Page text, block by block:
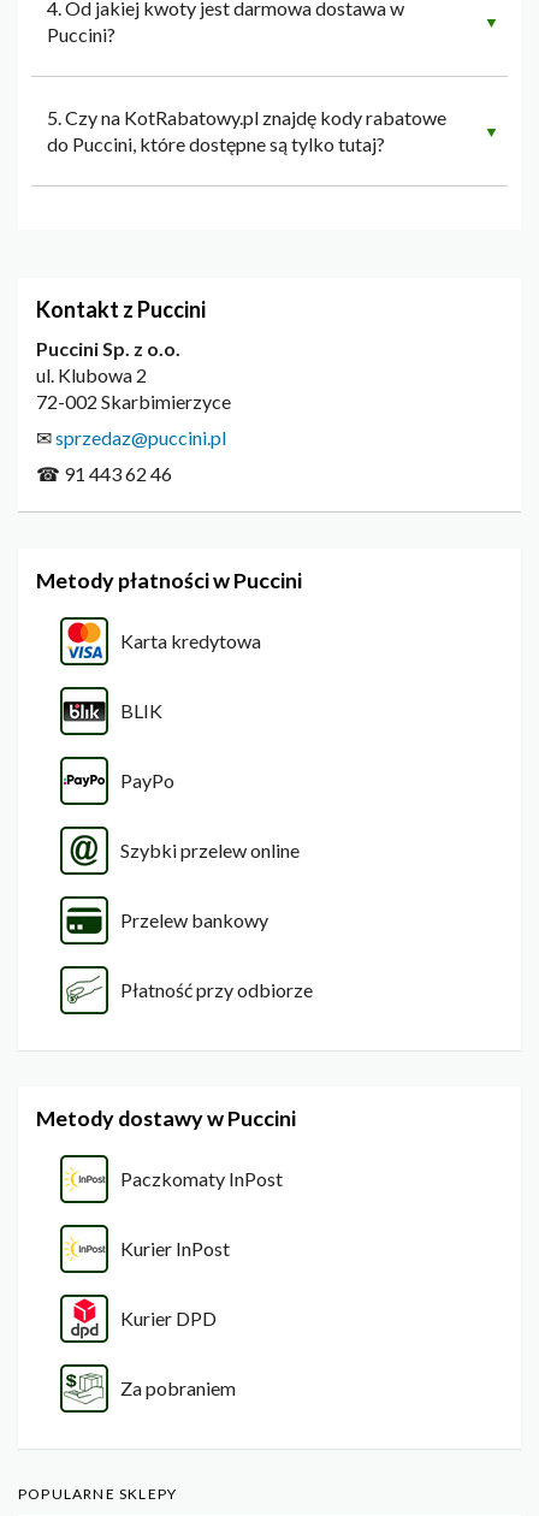
4. Od jakiej kwoty jest darmowa dostawa w
Puccini?
▼
5. Czy na KotRabatowy.pl znajdę kody rabatowe
do Puccini, które dostępne są tylko tutaj?
▼
Kontakt z Puccini
Puccini Sp. z o.o.
ul. Klubowa 2
72-002 Skarbimierzyce
✉sprzedaz@puccini.pl
☎ 91 443 62 46
Metody płatności w Puccini
Karta kredytowa
BLIK
PayPo
Szybki przelew online
Przelew bankowy
Płatność przy odbiorze
Metody dostawy w Puccini
Paczkomaty InPost
Kurier InPost
Kurier DPD
Za pobraniem
POPULARNE SKLEPY